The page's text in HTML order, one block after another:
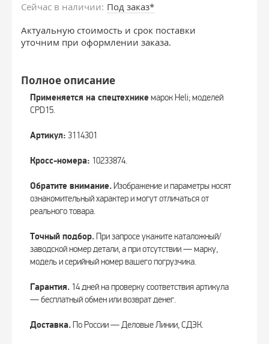
Сейчас в наличии: Под заказ*
Актуальную стоимость и срок поставки
уточним при оформлении заказа.
Полное описание
Применяется на спецтехнике марок Heli; моделей
CPD15.
Артикул: 3114301
Кросс-номера: 10233874.
Обратите внимание.Изображение и параметры носят
ознакомительный характер и могут отличаться от
реального товара.
Точный подбор.При запросе укажите каталожный/
заводской номер детали, а при отсутствии — марку,
модель и серийный номер вашего погрузчика.
Гарантия. 14 дней на проверку соответствия артикула
— бесплатный обмен или возврат денег.
Доставка.По России — Деловые Линии, СДЭК.